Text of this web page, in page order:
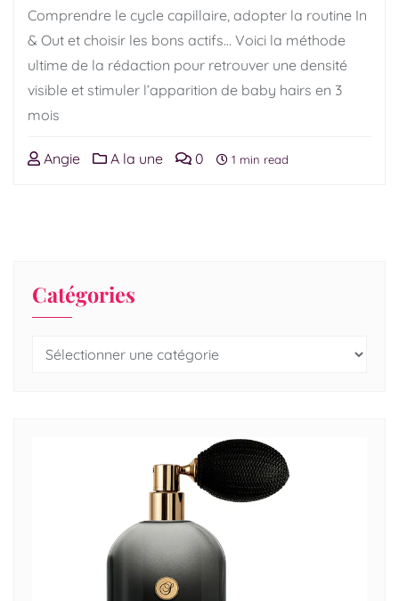
Comprendre le cycle capillaire, adopter la routine In
& Out et choisir les bons actifs… Voici la méthode
ultime de la rédaction pour retrouver une densité
visible et stimuler l’apparition de baby hairs en 3
mois
Angie A la une 0 1 min read
Catégories